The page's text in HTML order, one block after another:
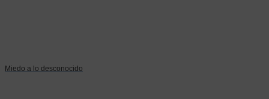
Miedo a lo desconocido